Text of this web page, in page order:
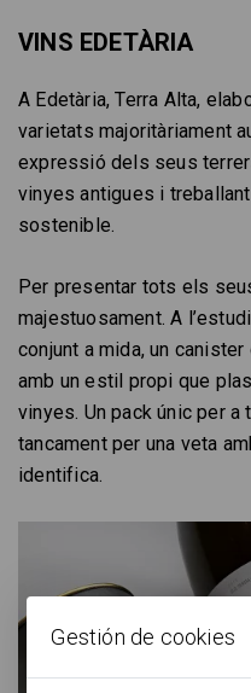
VINS EDETÀRIA
A Edetària, Terra Alta,
varietats majoritàriament
expressió dels seus
vinyes antigues i
sostenible.
Per presentar tots els
majestuosament. A
conjunt a mida, un
amb un estil propi que
vinyes. Un pack únic per
tancament per una veta
identifica.
Gestión de cookies